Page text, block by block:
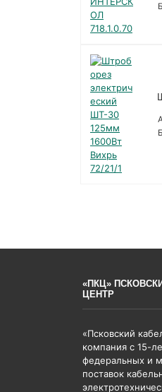
«ПКЦ»
ЦЕНТР
«Псковский
компания с 15-
федеральных и
поставок